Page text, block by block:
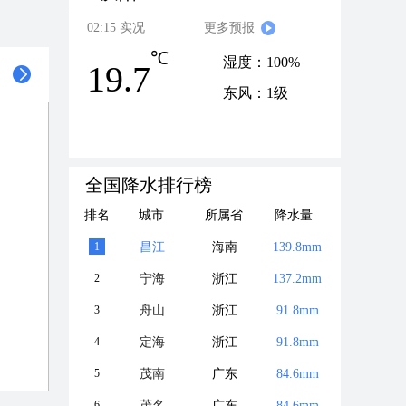
02:15 实况 更多预报
19.7
℃
湿度：100%
东风：1级
全国降水排行榜
排名 城市 所属省 降水量
1 昌江 海南 139.8mm
2 宁海 浙江 137.2mm
3 舟山 浙江 91.8mm
4 定海 浙江 91.8mm
5 茂南 广东 84.6mm